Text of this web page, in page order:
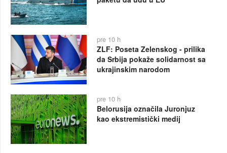
pre 10 h
ZLF: Poseta Zelenskog - prilika
da Srbija pokaže solidarnost sa
ukrajinskim narodom
pre 10 h
Belorusija označila Juronjuz
kao ekstremistički medij